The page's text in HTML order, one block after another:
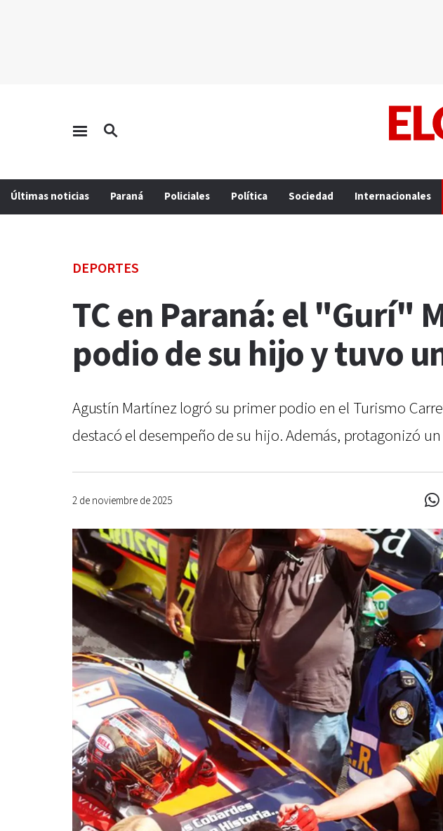
Últimas noticias Paraná Policiales Política Sociedad Internacionales
DEPORTES
TC en Paraná: el "Gurí"
podio de su hijo y tuvo
Agustín Martínez logró su primer podio en el Turismo
destacó el desempeño de su hijo. Además, protagonizó
2 de noviembre de 2025